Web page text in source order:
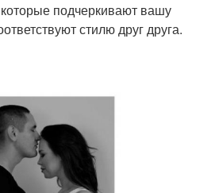
подчеркивают вашу
стилю друг друга.